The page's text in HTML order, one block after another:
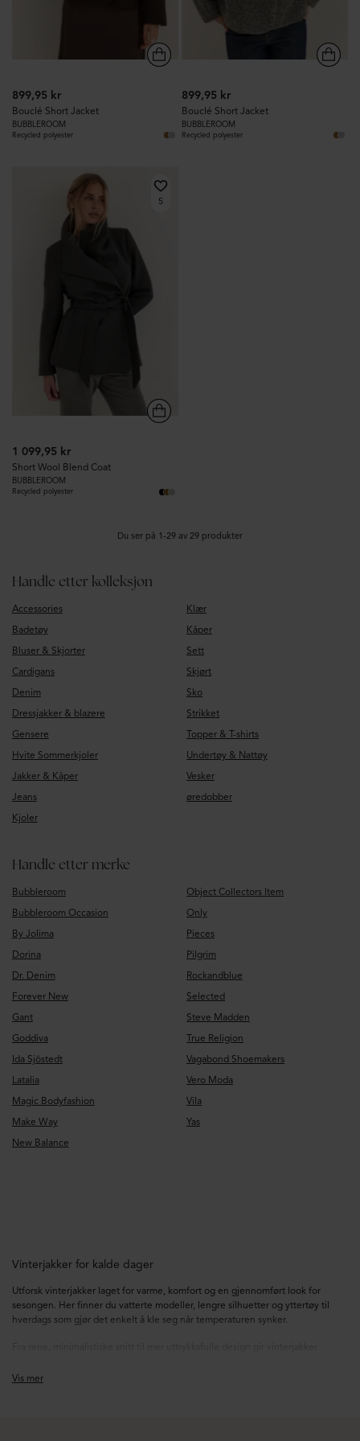
899,95 kr
Bouclé Short Jacket
BUBBLEROOM
Recycled polyester
899,95 kr
Bouclé Short Jacket
BUBBLEROOM
Recycled polyester
5
1 099,95 kr
Short Wool Blend Coat
BUBBLEROOM
Recycled polyester
Du ser på 1-29 av 29 produkter
Handle etter kolleksjon
Accessories
Badetøy
Bluser & Skjorter
Cardigans
Denim
Dressjakker & blazere
Gensere
Hvite Sommerkjoler
Jakker & Kåper
Jeans
Kjoler
Klær
Kåper
Sett
Skjørt
Sko
Strikket
Topper & T-shirts
Undertøy & Nattøy
Vesker
øredobber
Handle etter merke
Bubbleroom
Bubbleroom Occasion
By Jolima
Dorina
Dr. Denim
Forever New
Gant
Goddiva
Ida Sjöstedt
Latalia
Magic Bodyfashion
Make Way
New Balance
Object Collectors Item
Only
Pieces
Pilgrim
Rockandblue
Selected
Steve Madden
True Religion
Vagabond Shoemakers
Vero Moda
Vila
Yas
Vinterjakker for kalde dager
Utforsk vinterjakker laget for varme, komfort og en gjennomført look for
sesongen. Her finner du vatterte modeller, lengre silhuetter og yttertøy til
hverdags som gjør det enkelt å kle seg når temperaturen synker.
som høy krage, hette, quiltede overflater og avslappede eller mer markerte
Vis mer